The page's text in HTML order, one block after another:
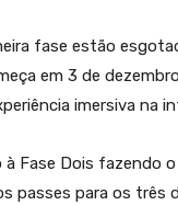
fase estão
em 3 de
imersiva na
Fase Dois fazendo
passes para os